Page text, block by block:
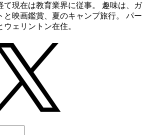
て現在は教育業界に従事。 趣味は、ガ
と映画鑑賞、夏のキャンプ旅行。 パー
ウェリントン在住。